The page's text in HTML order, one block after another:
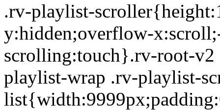
.rv-playlist-
y:hidden;overflow-
scrolling:touch}.rv-root-
playlist-wrap .rv-playlist-